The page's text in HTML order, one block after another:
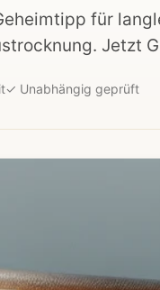
für
Jetzt
✓ Unabhängig geprüft